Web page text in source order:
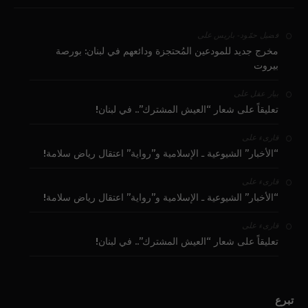
فضيل حمّود - باريس على
مخرج جديد للمودعين المُحتجزة ودائعهم في لبنان: بورصة
بيروت
بيار عقل على
تعليقاً على شعار “العيش المشترك”.. في لبنان!
قارىء على
“الأخبار” الشيوعية ـ الإسلامية و”رواية” اعتقال رياض سلامة!
قارىء على
“الأخبار” الشيوعية ـ الإسلامية و”رواية” اعتقال رياض سلامة!
قارىء على
تعليقاً على شعار “العيش المشترك”.. في لبنان!
تبرع